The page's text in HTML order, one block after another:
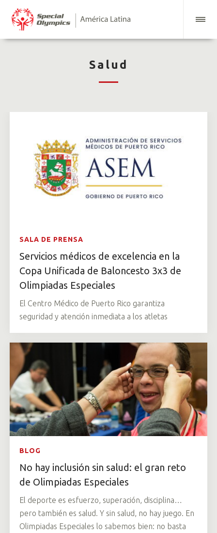
Salud
SALA DE PRENSA
Servicios médicos de excelencia en la
Copa Unificada de Baloncesto 3x3 de
Olimpiadas Especiales
El Centro Médico de Puerto Rico garantiza
seguridad y atención inmediata a los atletas
BLOG
No hay inclusión sin salud: el gran reto
de Olimpiadas Especiales
El deporte es esfuerzo, superación, disciplina…
pero también es salud. Y sin salud, no hay juego. En
Olimpiadas Especiales lo sabemos bien: no basta